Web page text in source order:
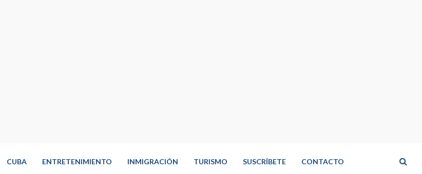
CUBA ENTRETENIMIENTO INMIGRACIÓN TURISMO SUSCRÍBETE CONTACTO